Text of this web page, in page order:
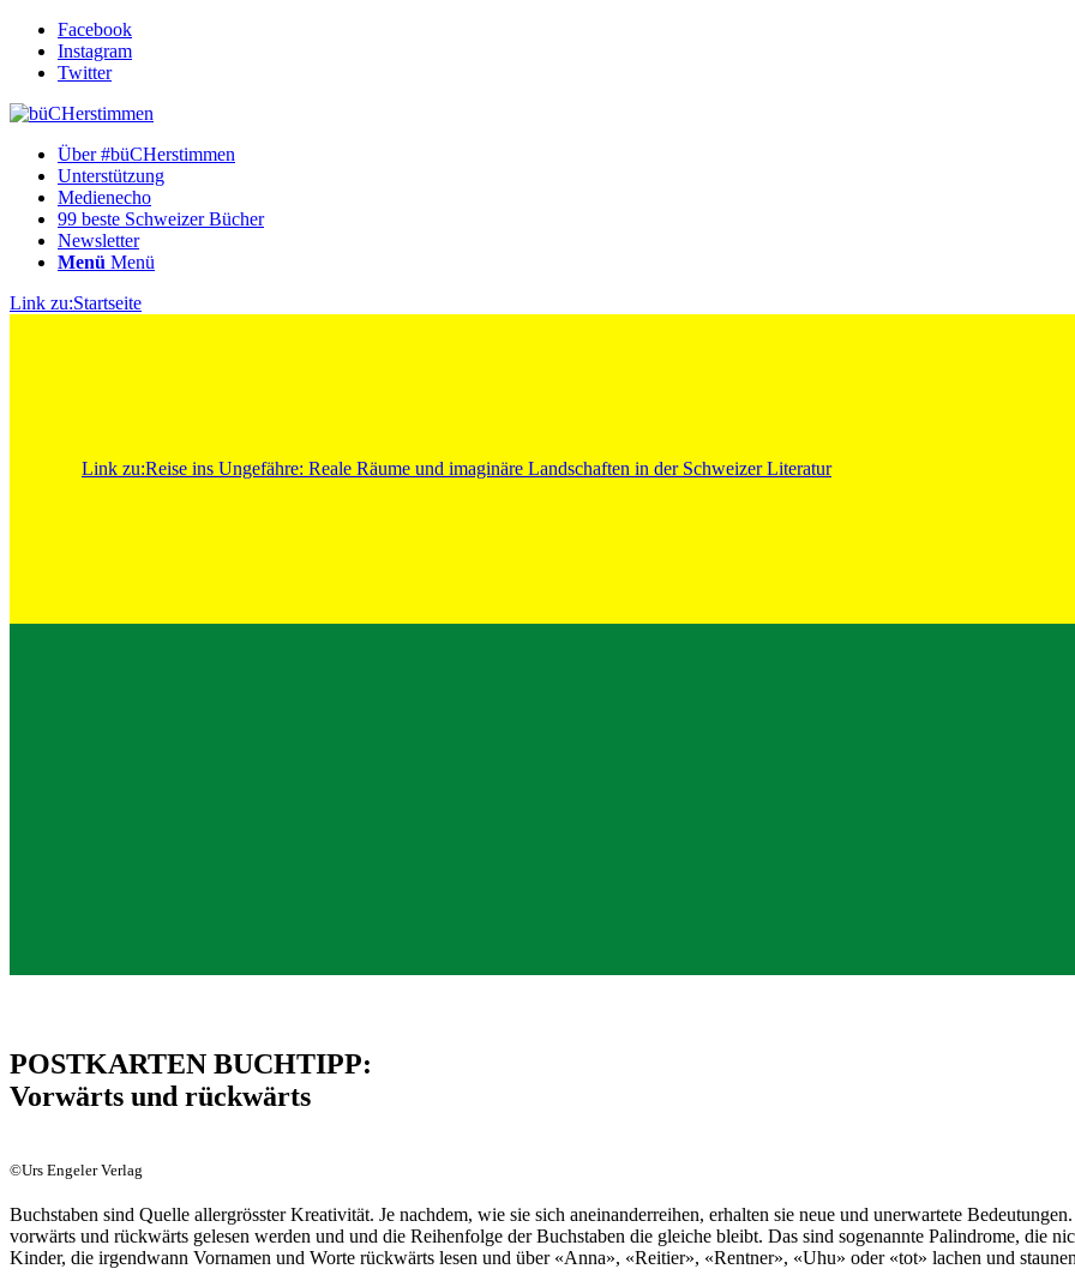
Facebook
Instagram
Twitter
Über #büCHerstimmen
Unterstützung
Medienecho
99 beste Schweizer Bücher
Newsletter
Menü Menü
Link zu:Startseite
Link zu:Reise ins Ungefähre: Reale Räume und imaginäre Landschaften in der Schweizer Literatur
POSTKARTEN BUCHTIPP:
Vorwärts und rückwärts
©Urs Engeler Verlag
Buchstaben sind Quelle allergrösster Kreativität. Je nachdem, wie sie sich aneinanderreihen, erhalten sie neue und unerwartete
vorwärts und rückwärts gelesen werden und und die Reihenfolge der Buchstaben die gleiche bleibt. Das sind sogenannte Palindrome, die
Kinder, die irgendwann Vornamen und Worte rückwärts lesen und über «Anna», «Reitier», «Rentner», «Uhu» oder «tot» lachen und